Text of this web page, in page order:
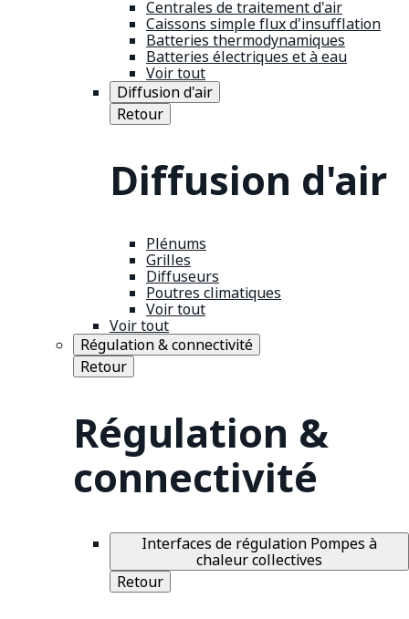
Centrales de traitement d'air
Caissons simple flux d'insufflation
Batteries thermodynamiques
Batteries électriques et à eau
Voir tout
Diffusion d'air
Retour
Diffusion d'air
Plénums
Grilles
Diffuseurs
Poutres climatiques
Voir tout
Voir tout
Régulation & connectivité
Retour
Régulation &
connectivité
Interfaces de régulation Pompes à
chaleur collectives
Retour